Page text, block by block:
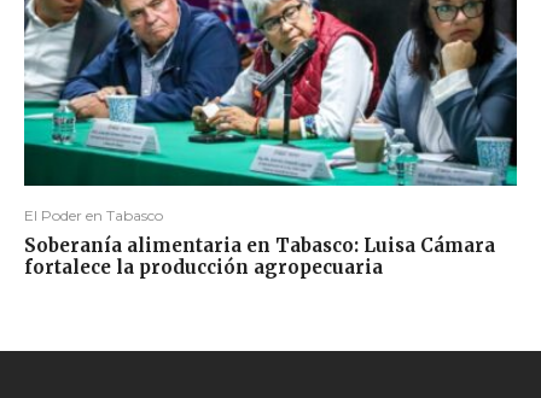
El Poder en Tabasco
Soberanía alimentaria en Tabasco: Luisa Cámara
fortalece la producción agropecuaria